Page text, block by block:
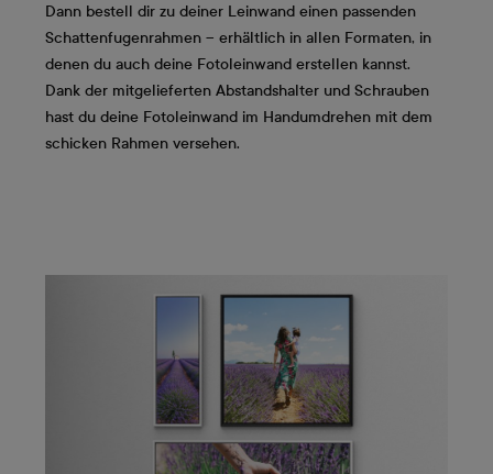
Dann bestell dir zu deiner Leinwand einen passenden
Schattenfugenrahmen – erhältlich in allen Formaten, in
denen du auch deine Fotoleinwand erstellen kannst.
Dank der mitgelieferten Abstandshalter und Schrauben
hast du deine Fotoleinwand im Handumdrehen mit dem
schicken Rahmen versehen.